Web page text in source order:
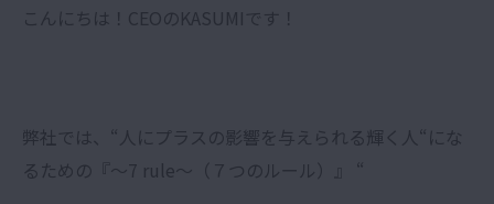
こんにちは！CEOのKASUMIです！
弊社では、“人にプラスの影響を与えられる輝く人“にな
るための『〜7 rule〜（７つのルール）』 “